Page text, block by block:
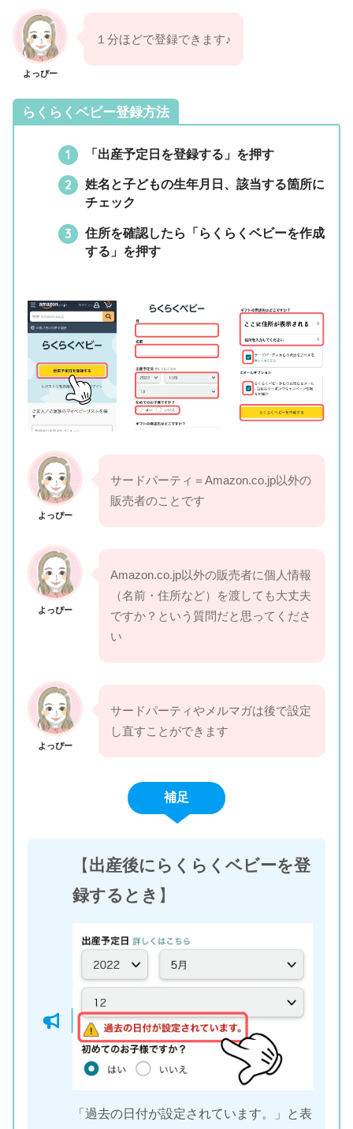
よっぴー
１分ほどで登録できます♪
らくらくベビー登録方法
「出産予定日を登録する」を押す
姓名と子どもの生年月日、該当する箇所に
チェック
住所を確認したら「らくらくベビーを作成
する」を押す
よっぴー
サードパーティ＝Amazon.co.jp以外の
販売者のことです
よっぴー
Amazon.co.jp以外の販売者に個人情報
（名前・住所など）を渡しても大丈夫
ですか？という質問だと思ってくださ
い
よっぴー
サードパーティやメルマガは後で設定
し直すことができます
補足
【出産後にらくらくベビーを登
録するとき 】
「過去の日付が設定されています。」と表